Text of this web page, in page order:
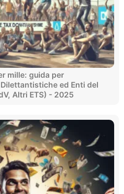
mille: guida per
ed Enti del
Altri ETS) - 2025